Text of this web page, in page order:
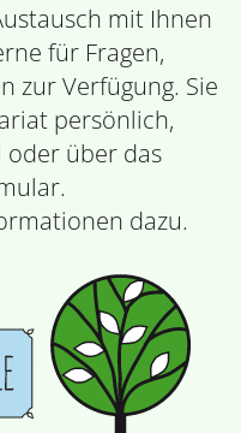
mit Ihnen
für Fragen,
zur Verfügung. Sie
persönlich,
oder über das
dazu.